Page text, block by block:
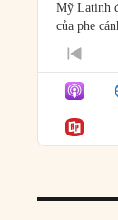
Mỹ Latinh
của phe
04/08/2026
Tại sao
Ngoại
04/08/2026
03/08/